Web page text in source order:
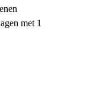
met 1